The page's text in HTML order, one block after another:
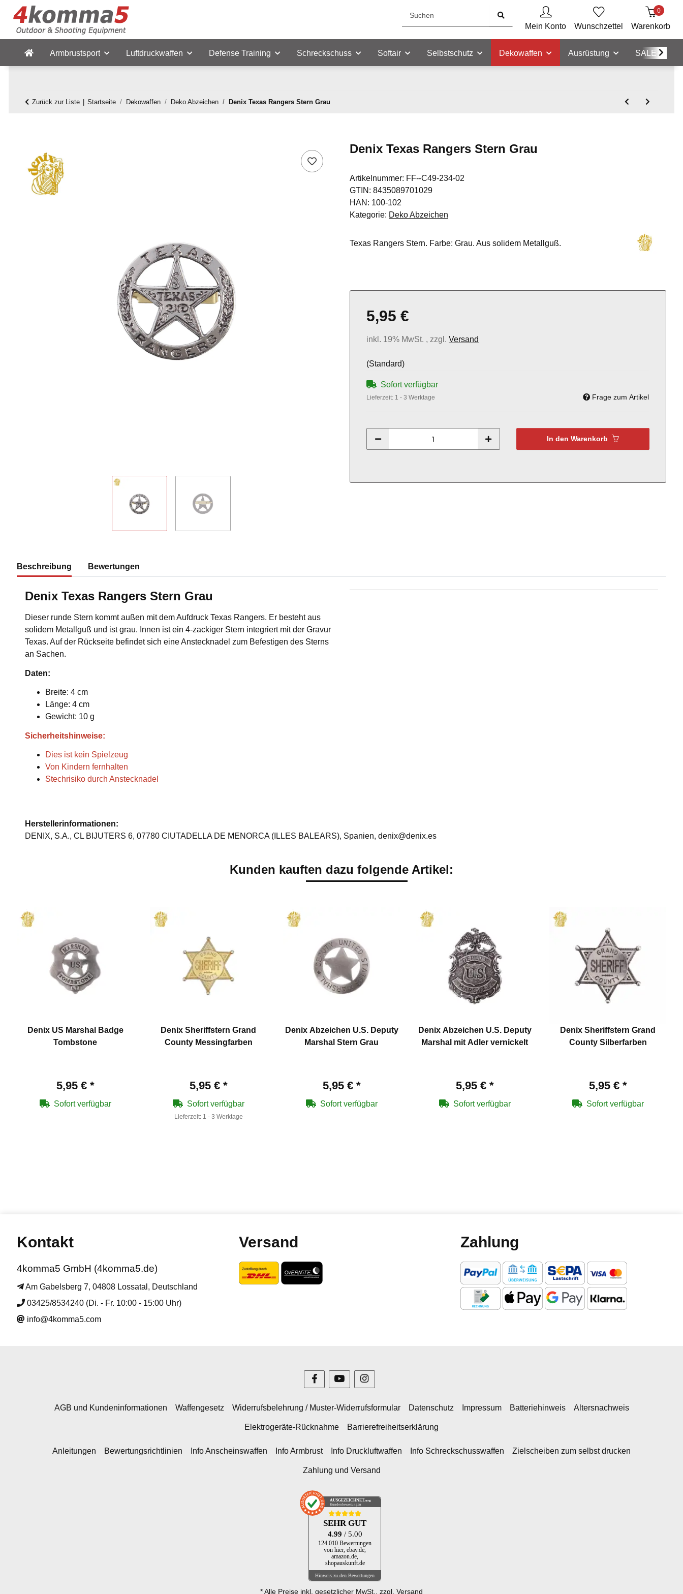
Mein Konto Wunschzettel
0
Warenkorb
Armbrustsport Luftdruckwaffen Defense Training Schreckschuss Softair Selbstschutz Dekowaffen Ausrüstung SALE
Zurück zur Liste Startseite Dekowaffen Deko Abzeichen Denix Texas Rangers Stern Grau
Denix Texas Rangers Stern Grau
Artikelnummer: FF--C49-234-02
GTIN: 8435089701029
HAN: 100-102
Kategorie: Deko Abzeichen
Texas Rangers Stern. Farbe: Grau. Aus solidem Metallguß.
5,95 €
inkl. 19% MwSt. , zzgl. Versand
(Standard)
Sofort verfügbar
Lieferzeit: 1 - 3 Werktage Frage zum Artikel
In den Warenkorb
Beschreibung Bewertungen
Denix Texas Rangers Stern Grau
Dieser runde Stern kommt außen mit dem Aufdruck Texas Rangers. Er besteht aus
solidem Metallguß und ist grau. Innen ist ein 4-zackiger Stern integriert mit der Gravur
Texas. Auf der Rückseite befindet sich eine Anstecknadel zum Befestigen des Sterns
an Sachen.
Daten:
Breite: 4 cm
Länge: 4 cm
Gewicht: 10 g
Sicherheitshinweise:
Dies ist kein Spielzeug
Von Kindern fernhalten
Stechrisiko durch Anstecknadel
Herstellerinformationen:
DENIX, S.A., CL BIJUTERS 6, 07780 CIUTADELLA DE MENORCA (ILLES BALEARS), Spanien, denix@denix.es
Kunden kauften dazu folgende Artikel:
Denix US Marshal Badge
Tombstone
5,95 € *
Sofort verfügbar
Denix Sheriffstern Grand
County Messingfarben
5,95 € *
Sofort verfügbar
Lieferzeit: 1 - 3 Werktage
Denix Abzeichen U.S. Deputy
Marshal Stern Grau
5,95 € *
Sofort verfügbar
Denix Abzeichen U.S. Deputy
Marshal mit Adler vernickelt
5,95 € *
Sofort verfügbar
Denix Sheriffstern Grand
County Silberfarben
5,95 € *
Sofort verfügbar
Kontakt
4komma5 GmbH (4komma5.de)
Am Gabelsberg 7, 04808 Lossatal, Deutschland
03425/8534240 (Di. - Fr. 10:00 - 15:00 Uhr)
info@4komma5.com
Versand Zahlung
AGB und Kundeninformationen Waffengesetz Widerrufsbelehrung / Muster-Widerrufsformular Datenschutz Impressum Batteriehinweis Altersnachweis
Elektrogeräte-Rücknahme Barrierefreiheitserklärung
Anleitungen Bewertungsrichtlinien Info Anscheinswaffen Info Armbrust Info Druckluftwaffen Info Schreckschusswaffen Zielscheiben zum selbst drucken
Zahlung und Versand
AUSGEZEICHNET .org
Kundenbewertungen
SEHR GUT
4.99 / 5.00
124.010 Bewertungen
von hier, ebay.de,
amazon.de,
shopauskunft.de
Hinweis zu den Bewertungen
* Alle Preise inkl. gesetzlicher MwSt., zzgl. Versand